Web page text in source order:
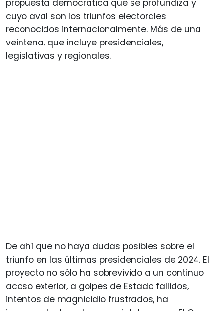
propuesta democrática que se profundiza y
cuyo aval son los triunfos electorales
reconocidos internacionalmente. Más de una
veintena, que incluye presidenciales,
legislativas y regionales.
De ahí que no haya dudas posibles sobre el
triunfo en las últimas presidenciales de 2024. El
proyecto no sólo ha sobrevivido a un continuo
acoso exterior, a golpes de Estado fallidos,
intentos de magnicidio frustrados, ha